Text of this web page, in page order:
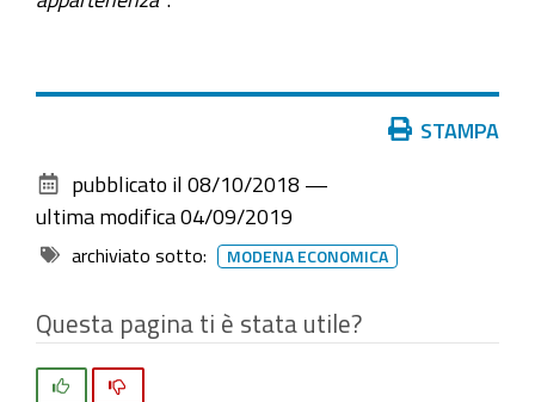
documento
STAMPA
pubblicato il 08/10/2018 —
ultima modifica 04/09/2019
archiviato sotto: MODENA ECONOMICA
Questa pagina ti è stata utile?